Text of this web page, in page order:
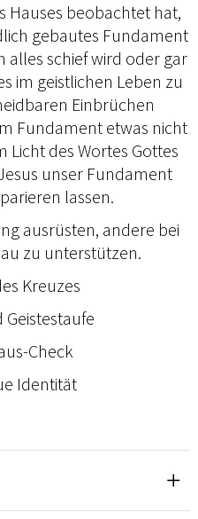
Hauses beobachtet hat,
gebautes Fundament
alles schief wird oder gar
im geistlichen Leben zu
Einbrüchen
Fundament etwas nicht
des Wortes Gottes
unser Fundament
lassen.
ausrüsten, andere bei
zu unterstützen.
Kreuzes
Geistestaufe
Check
Identität